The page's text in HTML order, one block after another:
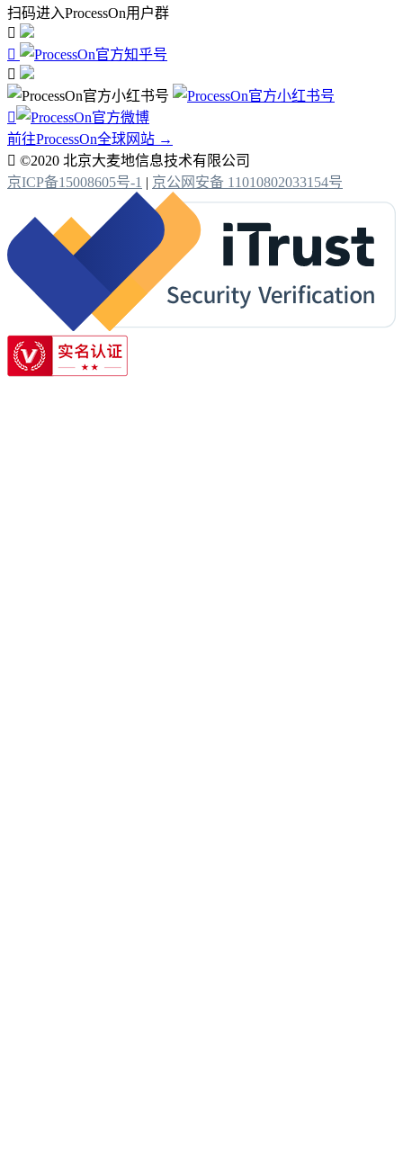
扫码进入ProcessOn用户群




前往ProcessOn全球网站 →
 ©2020 北京大麦地信息技术有限公司
京ICP备15008605号-1 | 京公网安备 11010802033154号